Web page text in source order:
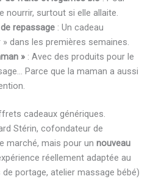
nourrir, surtout si elle allaite.
repassage : Un cadeau
dans les premières semaines.
» : Avec des produits pour le
Parce que la maman a aussi
cadeaux génériques.
Stérin, cofondateur de
marché, mais pour un nouveau
réellement adaptée au
portage, atelier massage bébé)